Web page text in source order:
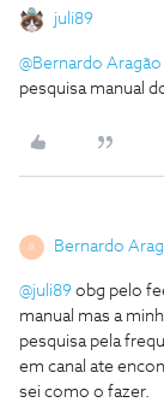
juli89
@Bernardo Aragão
pesquisa manual
B Bernardo
@juli89 obg pelo
manual mas a
pesquisa pela
em canal ate
sei como o fazer.